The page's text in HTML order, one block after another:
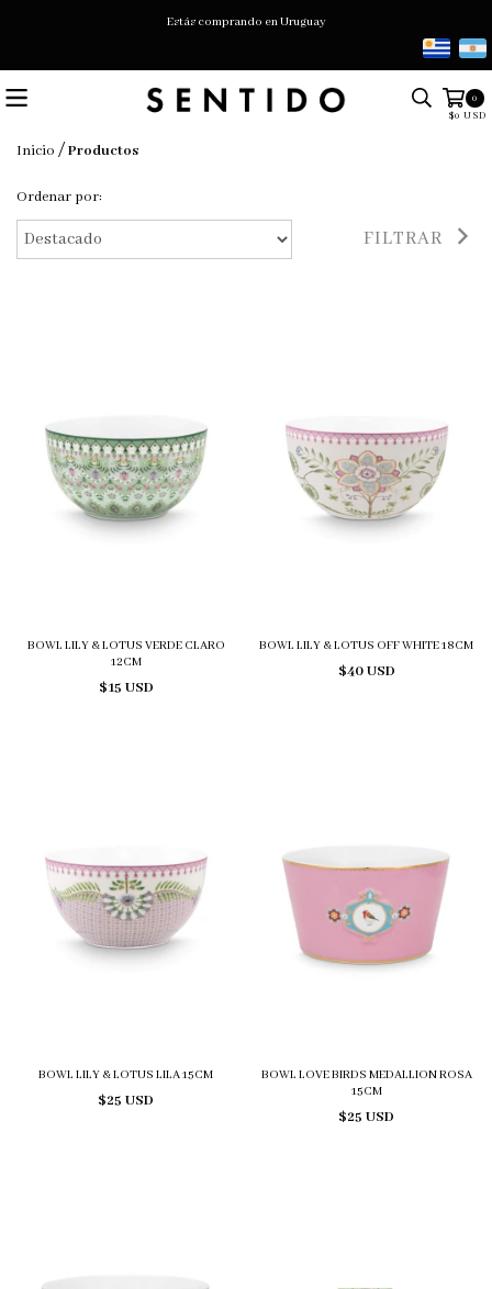
Estás comprando en Uruguay
0
$0 USD
Inicio /Productos
Ordenar por:
FILTRAR
BOWL LILY & LOTUS VERDE CLARO
12CM
$15 USD
BOWL LILY & LOTUS OFF WHITE 18CM
$40 USD
BOWL LILY & LOTUS LILA 15CM
$25 USD
BOWL LOVE BIRDS MEDALLION ROSA
15CM
$25 USD